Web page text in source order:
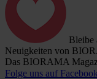
Bleibe
Neuigkeiten von
Das BIORAMA
Folge uns auf